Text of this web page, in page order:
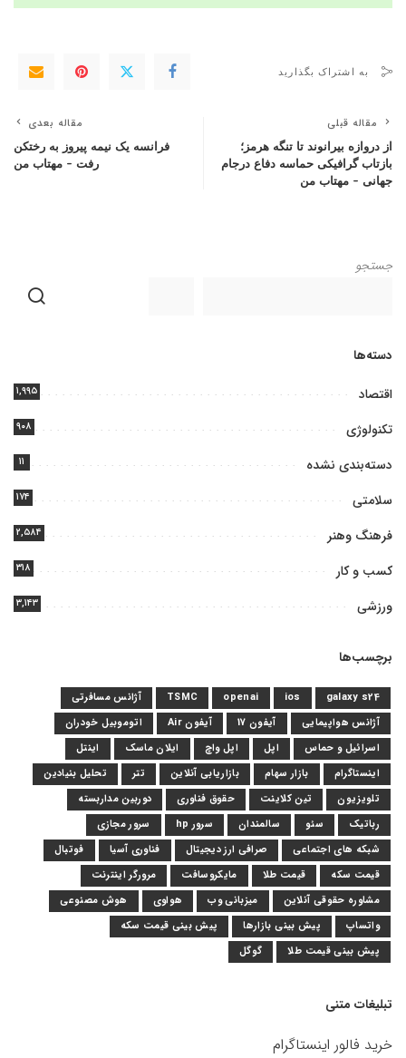
به اشتراک بگذارید
مقاله قبلی
از دروازه بیرانوند تا تنگه هرمز؛
بازتاب گرافیکی حماسه دفاع درجام
جهانی – مهتاب من
مقاله بعدی
فرانسه یک نیمه پیروز به رختکن
رفت – مهتاب من
جستجو
دسته‌ها
اقتصاد ۱,۹۹۵
تکنولوژی ۹۰۸
دسته‌بندی نشده ۱۱
سلامتی ۱۷۴
فرهنگ وهنر ۲,۵۸۴
کسب و کار ۳۱۸
ورزشی ۳,۱۴۳
برچسب‌ها
galaxy s24
ios
openai
TSMC
آژانس مسافرتی
آژانس هواپیمایی
آیفون 17 آیفون Air
اتوموبیل خودران
اسرائیل و حماس
اپل اپل واچ ایلان ماسک
اینتل
اینستاگرام
بازار سهام بازاریابی آنلاین تتر
تحلیل بنیادین
تلویزیون
تین کلاینت حقوق فناوری
دوربین مداربسته
رباتیک
سئو سالمندان سرور hp
سرور مجازی
شبکه های اجتماعی
صرافی ارز دیجیتال فناوری آسیا
فوتبال
قیمت سکه
قیمت طلا مایکروسافت
مرورگر اینترنت
مشاوره حقوقی آنلاین
میزبانی وب هواوی
هوش مصنوعی
واتساپ
پیش بینی بازارها
پیش بینی قیمت سکه
پیش بینی قیمت طلا
گوگل
تبلیغات متنی
خرید فالور اینستاگرام